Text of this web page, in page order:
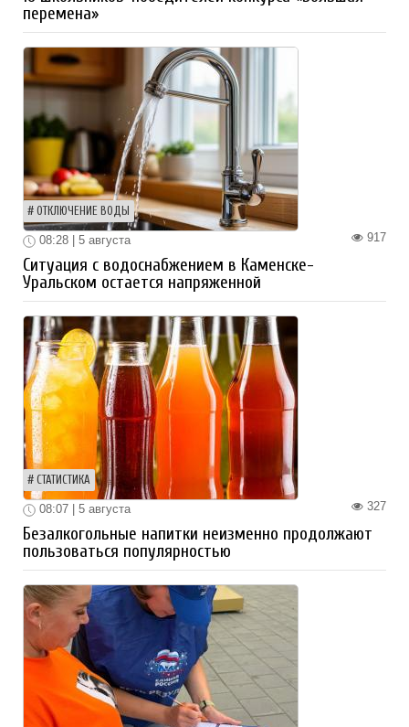
перемена»
ОТКЛЮЧЕНИЕ ВОДЫ
917
08:28 | 5 августа
Ситуация с водоснабжением в Каменске-
Уральском остается напряженной
СТАТИСТИКА
327
08:07 | 5 августа
Безалкогольные напитки неизменно продолжают
пользоваться популярностью